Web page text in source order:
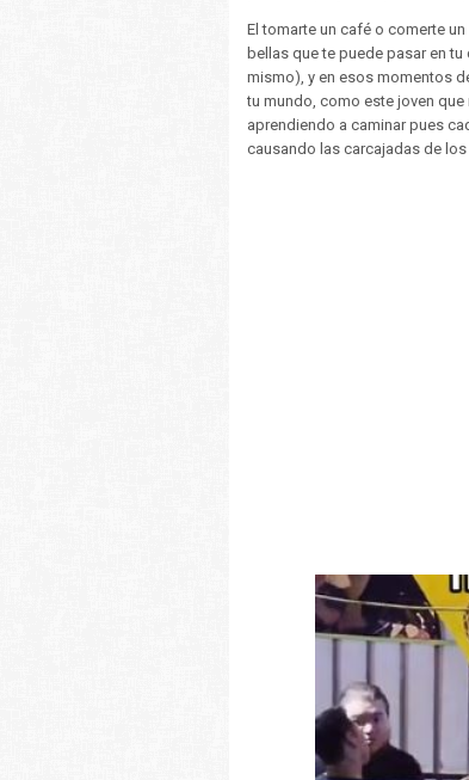
El tomarte un café o comerte
bellas que te puede pasar en
mismo), y en esos momentos
tu mundo, como este joven
aprendiendo a caminar pues
causando las carcajadas de